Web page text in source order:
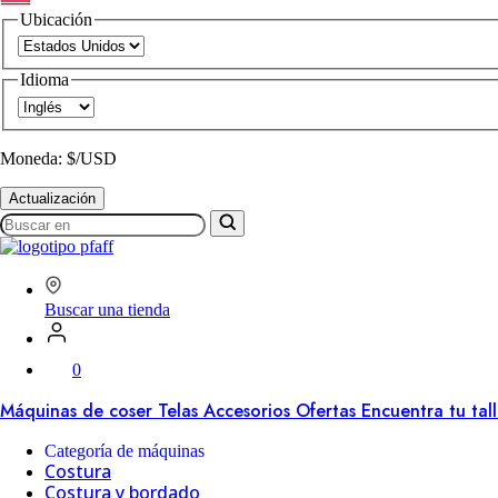
Ubicación
Idioma
Moneda: $/USD
Actualización
Buscar
en
SVP
Worldwide
Buscar una tienda
0
Máquinas de coser Telas Accesorios Ofertas Encuentra tu
Categoría de máquinas
Costura
Costura y bordado